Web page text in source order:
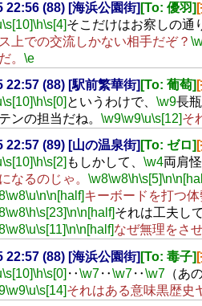
22:56 (88) [海浜公園街] [To: 優羽]
\s[10]\h\s[4]そこだけはお察しの通
上での交流しかない相手だぞ？
。 \e
22:57 (88) [駅前繁華街] [To: 葡萄]
\s[10]\h\s[0] というわけで、 \w9長
ンの担当だね。 \w9\w9\u\s[12]そ
22:57 (89) [山の温泉街] [To: ゼロ]
\s[10]\h\s[2] もしかして、 \w4両肩
なるのじゃ。 \w8\w8\h\s[5]\n
\w8\u\n\n[half]キーボードを打つ
\w8\h\s[23]\n\n[half]それは工夫し
\w8\u\s[11]\n\n[half]なぜ無理をさ
22:57 (88) [海浜公園街] [To: 毒子]
\s[10]\h\s[0] ‥\w7‥\w7‥\w7（あ
\w9\u\s[14]それはある意味黒歴史